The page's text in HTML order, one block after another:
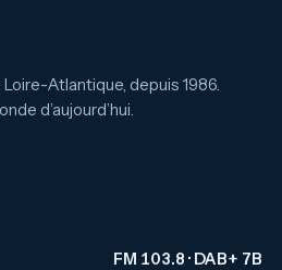
Atlantique, depuis 1986.
d’aujourd’hui.
FM 103.8 · DAB+ 7B